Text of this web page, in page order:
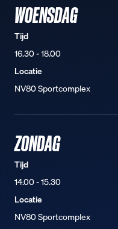
WOENSDAG
Tijd
16.30 - 18.00
Locatie
NV80 Sportcomplex
ZONDAG
Tijd
14.00 - 15.30
Locatie
NV80 Sportcomplex